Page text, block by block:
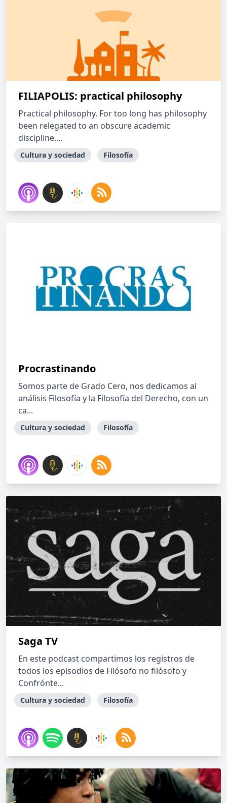
FILIAPOLIS: practical philosophy
Practical philosophy. For too long has philosophy
been relegated to an obscure academic
discipline....
Cultura y sociedad Filosofía
Procrastinando
Somos parte de Grado Cero, nos dedicamos al
análisis Filosofía y la Filosofía del Derecho, con un
ca...
Cultura y sociedad Filosofía
Saga TV
En este podcast compartimos los registros de
todos los episodios de Filósofo no filósofo y
Confrónte...
Cultura y sociedad Filosofía